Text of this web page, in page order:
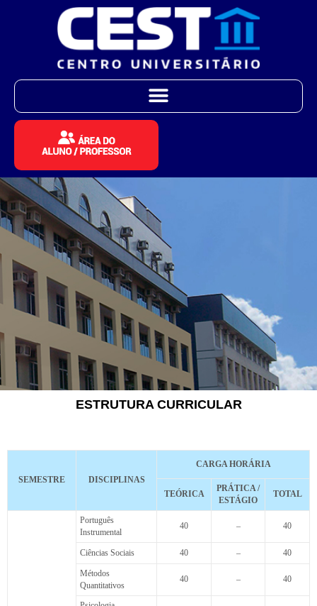
ESTRUTURA CURRICULAR
SEMESTRE DISCIPLINAS
CARGA HORÁRIA
TEÓRICA
PRÁTICA /
ESTÁGIO
TOTAL
Português
Instrumental
40 – 40
Ciências Sociais 40 – 40
Métodos
Quantitativos
40 – 40